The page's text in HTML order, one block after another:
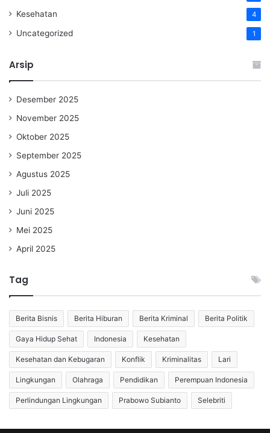
Kesehatan 4
Uncategorized 1
Arsip
Desember 2025
November 2025
Oktober 2025
September 2025
Agustus 2025
Juli 2025
Juni 2025
Mei 2025
April 2025
Tag
Berita Bisnis Berita Hiburan Berita Kriminal Berita Politik
Gaya Hidup Sehat Indonesia Kesehatan
Kesehatan dan Kebugaran Konflik Kriminalitas Lari
Lingkungan Olahraga Pendidikan Perempuan Indonesia
Perlindungan Lingkungan Prabowo Subianto Selebriti